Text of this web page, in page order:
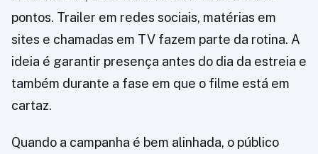
pontos. Trailer em redes sociais, matérias em
sites e chamadas em TV fazem parte da rotina. A
ideia é garantir presença antes do dia da estreia e
também durante a fase em que o filme está em
cartaz.
Quando a campanha é bem alinhada, o público